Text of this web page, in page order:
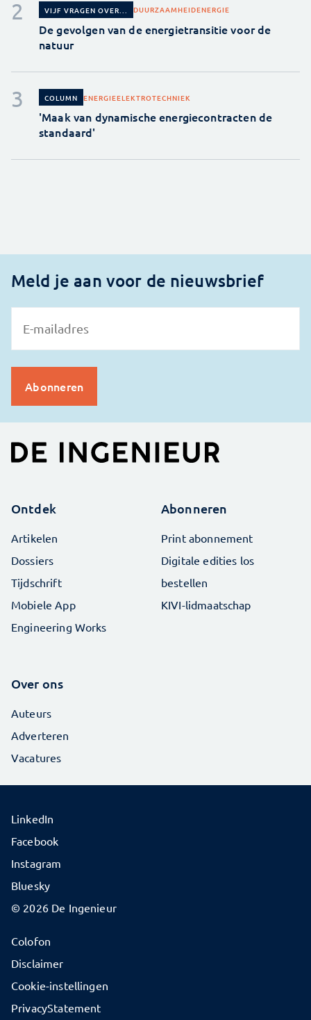
VIJF VRAGEN OVER... DUURZAAMHEIDENERGIE
De gevolgen van de energietransitie voor de
natuur
COLUMN ENERGIEELEKTROTECHNIEK
'Maak van dynamische energiecontracten de
standaard'
Meld je aan voor de nieuwsbrief
Ontdek
Artikelen
Dossiers
Tijdschrift
Mobiele App
Engineering Works
Abonneren
Print abonnement
Digitale edities los
bestellen
KIVI-lidmaatschap
Over ons
Auteurs
Adverteren
Vacatures
© 2026 De Ingenieur
Colofon
Disclaimer
Cookie-instellingen
PrivacyStatement
LinkedIn
Facebook
Instagram
Bluesky